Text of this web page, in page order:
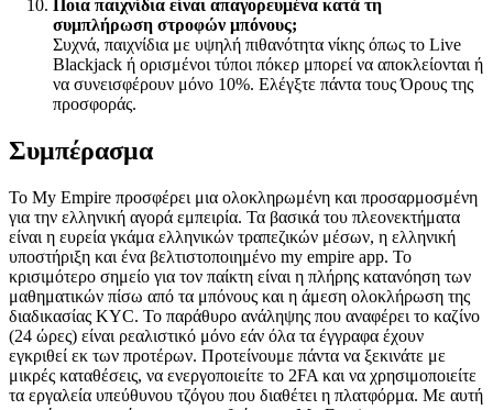
Ποια παιχνίδια είναι απαγορευμένα κατά τη
συμπλήρωση στροφών μπόνους;
Συχνά, παιχνίδια με υψηλή πιθανότητα νίκης όπως το Live
Blackjack ή ορισμένοι τύποι πόκερ μπορεί να αποκλείονται ή
να συνεισφέρουν μόνο 10%. Ελέγξτε πάντα τους Όρους της
προσφοράς.
Συμπέρασμα
Το My Empire προσφέρει μια ολοκληρωμένη και προσαρμοσμένη
για την ελληνική αγορά εμπειρία. Τα βασικά του πλεονεκτήματα
είναι η ευρεία γκάμα ελληνικών τραπεζικών μέσων, η ελληνική
υποστήριξη και ένα βελτιστοποιημένο my empire app. Το
κρισιμότερο σημείο για τον παίκτη είναι η πλήρης κατανόηση των
μαθηματικών πίσω από τα μπόνους και η άμεση ολοκλήρωση της
διαδικασίας KYC. Το παράθυρο ανάληψης που αναφέρει το καζίνο
(24 ώρες) είναι ρεαλιστικό μόνο εάν όλα τα έγγραφα έχουν
εγκριθεί εκ των προτέρων. Προτείνουμε πάντα να ξεκινάτε με
μικρές καταθέσεις, να ενεργοποιείτε το 2FA και να χρησιμοποιείτε
τα εργαλεία υπεύθυνου τζόγου που διαθέτει η πλατφόρμα. Με αυτή